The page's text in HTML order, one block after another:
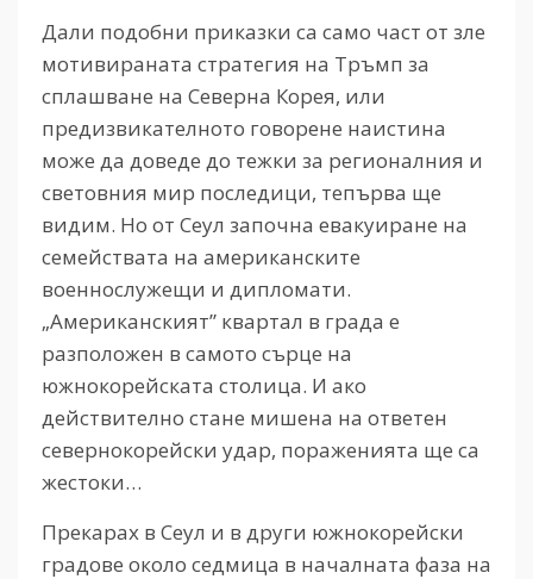
Дали подобни приказки са само част от зле
мотивираната стратегия на Тръмп за
сплашване на Северна Корея, или
предизвикателното говорене наистина
може да доведе до тежки за регионалния и
световния мир последици, тепърва ще
видим. Но от Сеул започна евакуиране на
семействата на американските
военнослужещи и дипломати.
„Американският” квартал в града е
разположен в самото сърце на
южнокорейската столица. И ако
действително стане мишена на ответен
севернокорейски удар, пораженията ще са
жестоки…
Прекарах в Сеул и в други южнокорейски
градове около седмица в началната фаза на